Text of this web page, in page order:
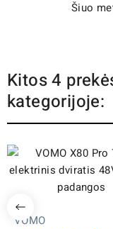
Šiuo
Kitos 4
kategorijoje:
VOMO